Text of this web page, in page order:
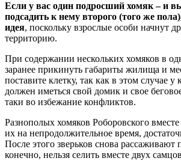
Если у вас один подросший хомяк – и
подсадить к нему второго (того же
идея, поскольку взрослые особи начнут
территорию.
При содержании нескольких хомяков в
заранее прикинуть габариты жилища и
поставите клетку, так как в этом случае у
должен иметься свой домик и свое
таки во избежание конфликтов.
Разнополых хомяков Роборовского
их на непродолжительное время,
После этого зверьков снова рассаживают
конечно, нельзя селить вместе двух